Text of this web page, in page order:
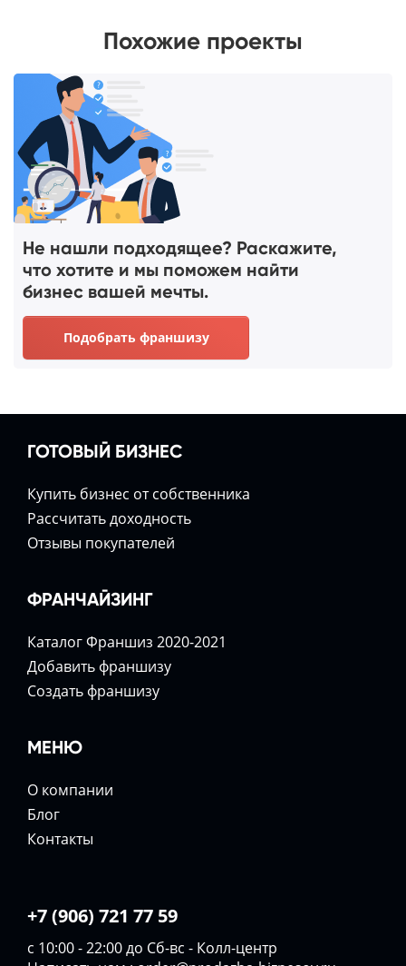
Похожие проекты
Не нашли подходящее? Раскажите,
что хотите и мы поможем найти
бизнес вашей мечты.
Подобрать франшизу
ГОТОВЫЙ БИЗНЕС
Купить бизнес от собственника
Расcчитать доходность
Отзывы покупателей
ФРАНЧАЙЗИНГ
Каталог Франшиз 2020-2021
Добавить франшизу
Создать франшизу
МЕНЮ
О компании
Блог
Контакты
+7 (906) 721 77 59
с 10:00 - 22:00 до Сб-вс - Колл-центр